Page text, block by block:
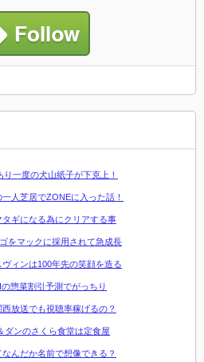
一度の犬山紙子が下克上！
人芝居でZONEに入った話！
ギになる為にクリアする事
をマックに採用されて急成長
ィンは100年先の笑顔を造る
惣菜割引予測でがっちり
放送でも視聴率稼げるの？
ダンのさくら食堂は定食屋
んだか名前で想像できる？